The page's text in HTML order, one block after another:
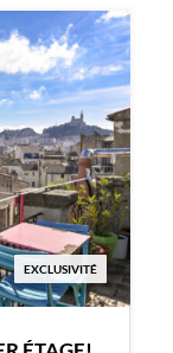
EXCLUSIVITÉ